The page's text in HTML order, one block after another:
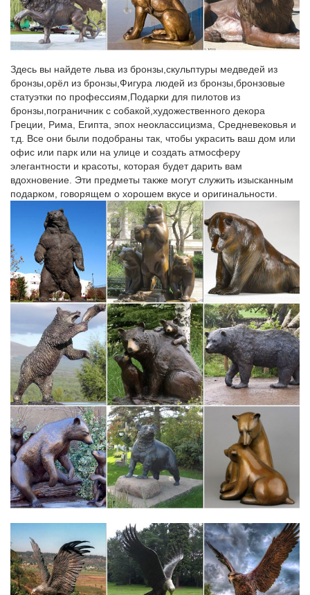
Фигурка-символ года – хороший подарок любителям
миниатюрных стилизованных статуэток. Фигурка собаки как
символ 2018 года прекрасный выбор в качестве подарка на
Статуэтки собак цены от 60.00 руб. Статуэтки собак купить…
Статуэтки собак, более 1216 моделей в каталоге. Статуэтки
собак в Москве с быстрой доставкой по России, фото,
характеристики товара.
Статуэтки – символ 2018 года – Собака – покупайте в Москве
Приобрести товары из раздела Статуэтки – символ 2018 года
– Собака, по низкой | оптовой цене можно в нашем интернет –
магазине Фабрика Желаний. Широкий ассортимент.
Фигурки и статуэтки
В основе коллекции фигурки животных в старинных костюмах.
Здесь Вы купите статуэтку собаки сэра, фигурку лягушки биз..
Статуэтки и фигурки собака Pavone купить в интернет-
магазине…
Купить Статуэтки и фигурки собака Pavone с доставкой на
следующий день, лучшая цена на бокалы для вина Bohemia,
доставка по Москве и всей России.650 руб. Фигурка символ
года Собака.
Купить символ 2018 года – собака по восточному календарю
оптом
Собака, как символ 2018 года, станет хорошим подарком:
друзьям и родственникам: статуэтки собаки принесут удачу в
дом знакомых и близких людейВ компании «Стиль-Ампир»
можно купить символ 2018 года по самым разным ценам:
представлены как недорогие сувениры, так…
Символ 2018 года – Собака (сувениры из Италии)
Коллекционные фигурки клоунов (профессии). Коллекционные
статуэтки богини Фемиды (богатство).Следует напомнить, что
символ 2018 года по восточному (китайскому) календарю –
Здесь вы найдете льва из бронзы,скульптуры медведей из
бронзы,орёл из бронзы,Фигура людей из бронзы,бронзовые
статуэтки по профессиям,Подарки для пилотов из
бронзы,пограничник с собакой,художественного декора
Греции, Рима, Египта, эпох неоклассицизма, Средневековья и
т.д. Все они были подобраны так, чтобы украсить ваш дом или
офис или парк или на улице и создать атмосферу
элегантности и красоты, которая будет дарить вам
вдохновение. Эти предметы также могут служить изысканным
подарком, говорящем о хорошем вкусе и оригинальности.